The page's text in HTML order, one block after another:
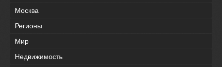
Москва
Регионы
Мир
Недвижимость